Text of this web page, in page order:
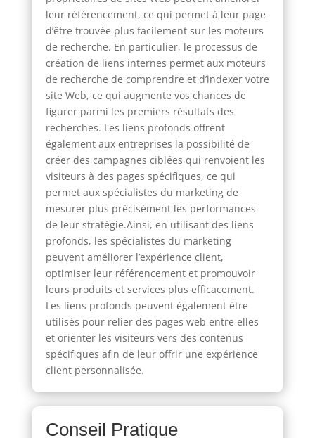
leur référencement, ce qui permet à leur page
d’être trouvée plus facilement sur les moteurs
de recherche. En particulier, le processus de
création de liens internes permet aux moteurs
de recherche de comprendre et d’indexer votre
site Web, ce qui augmente vos chances de
figurer parmi les premiers résultats des
recherches. Les liens profonds offrent
également aux entreprises la possibilité de
créer des campagnes ciblées qui renvoient les
visiteurs à des pages spécifiques, ce qui
permet aux spécialistes du marketing de
mesurer plus précisément les performances
de leur stratégie.Ainsi, en utilisant des liens
profonds, les spécialistes du marketing
peuvent améliorer l’expérience client,
optimiser leur référencement et promouvoir
leurs produits et services plus efficacement.
Les liens profonds peuvent également être
utilisés pour relier des pages web entre elles
et orienter les visiteurs vers des contenus
spécifiques afin de leur offrir une expérience
client personnalisée.
Conseil Pratique